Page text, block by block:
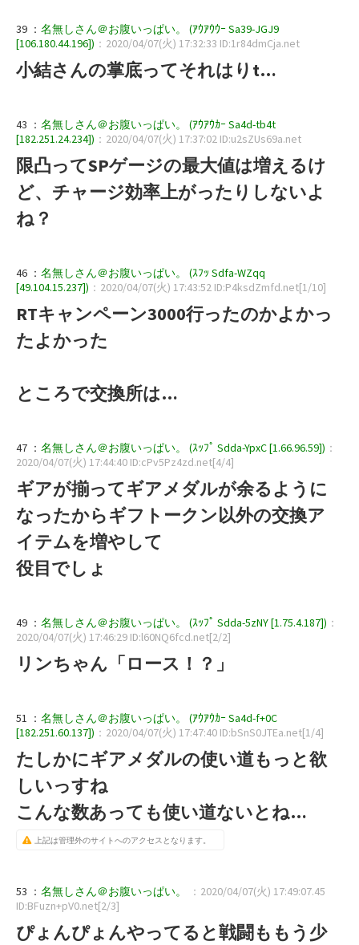
39 ： 名無しさん＠お腹いっぱい。 (ｱｳｱｳｳｰ Sa39-JGJ9
[106.180.44.196]) ：2020/04/07(火) 17:32:33 ID:1r84dmCja.net
小結さんの掌底ってそれはりt…
43 ： 名無しさん＠お腹いっぱい。 (ｱｳｱｳｶｰ Sa4d-tb4t
[182.251.24.234]) ：2020/04/07(火) 17:37:02 ID:u2sZUs69a.net
限凸ってSPゲージの最大値は増えるけ
ど、チャージ効率上がったりしないよ
ね？
46 ： 名無しさん＠お腹いっぱい。 (ｽﾌｯ Sdfa-WZqq
[49.104.15.237]) ：2020/04/07(火) 17:43:52 ID:P4ksdZmfd.net[1/10]
RTキャンペーン3000行ったのかよかっ
たよかった
ところで交換所は…
47 ： 名無しさん＠お腹いっぱい。 (ｽｯﾌﾟ Sdda-YpxC [1.66.96.59]) ：
2020/04/07(火) 17:44:40 ID:cPv5Pz4zd.net[4/4]
ギアが揃ってギアメダルが余るように
なったからギフトークン以外の交換ア
イテムを増やして
役目でしょ
49 ： 名無しさん＠お腹いっぱい。 (ｽｯﾌﾟ Sdda-5zNY [1.75.4.187]) ：
2020/04/07(火) 17:46:29 ID:l60NQ6fcd.net[2/2]
リンちゃん「ロース！？」
51 ： 名無しさん＠お腹いっぱい。 (ｱｳｱｳｶｰ Sa4d-f+0C
[182.251.60.137]) ：2020/04/07(火) 17:47:40 ID:bSnS0JTEa.net[1/4]
たしかにギアメダルの使い道もっと欲
しいっすね
こんな数あっても使い道ないとね…
上記は管理外のサイトへのアクセスとなります。
53 ： 名無しさん＠お腹いっぱい。
：2020/04/07(火) 17:49:07.45
ID:BFuzn+pV0.net[2/3]
ぴょんぴょんやってると戦闘ももう少